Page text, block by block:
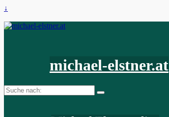
↓
michael-elstner.at
Suche
nach: